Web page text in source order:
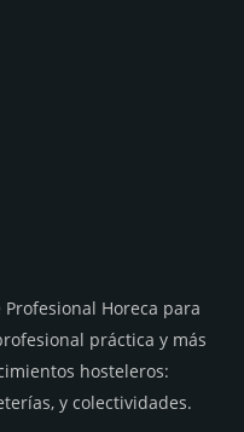
Horeca para
práctica y más
hosteleros:
y colectividades.